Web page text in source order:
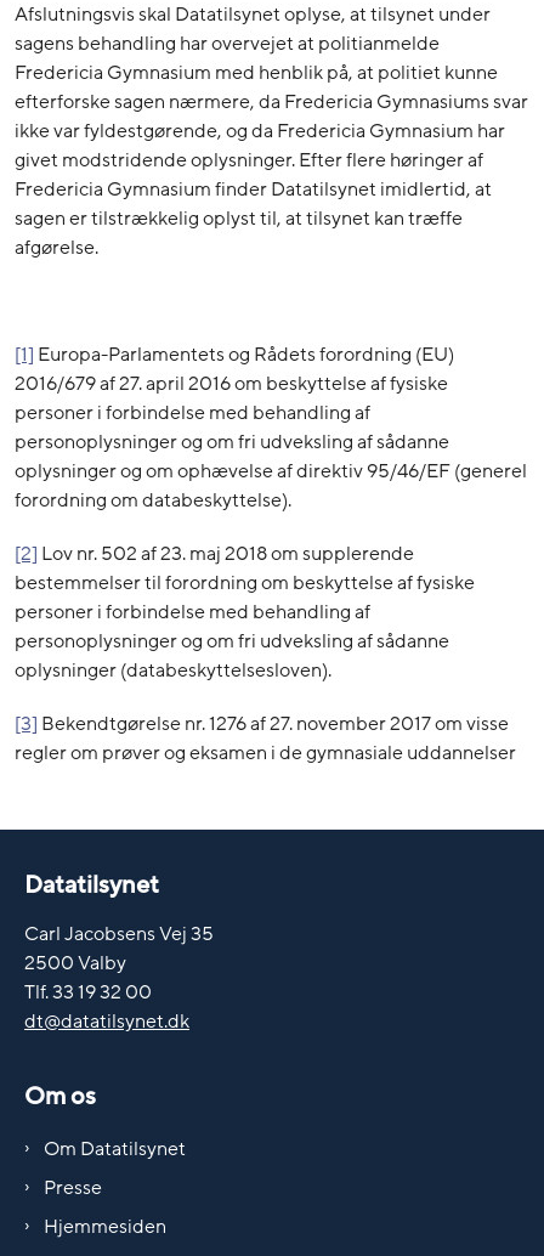
Afslutningsvis skal Datatilsynet oplyse, at tilsynet under
sagens behandling har overvejet at politianmelde
Fredericia Gymnasium med henblik på, at politiet kunne
efterforske sagen nærmere, da Fredericia Gymnasiums svar
ikke var fyldestgørende, og da Fredericia Gymnasium har
givet modstridende oplysninger. Efter flere høringer af
Fredericia Gymnasium finder Datatilsynet imidlertid, at
sagen er tilstrækkelig oplyst til, at tilsynet kan træffe
afgørelse.
[1] Europa-Parlamentets og Rådets forordning (EU)
2016/679 af 27. april 2016 om beskyttelse af fysiske
personer i forbindelse med behandling af
personoplysninger og om fri udveksling af sådanne
oplysninger og om ophævelse af direktiv 95/46/EF (generel
forordning om databeskyttelse).
[2] Lov nr. 502 af 23. maj 2018 om supplerende
bestemmelser til forordning om beskyttelse af fysiske
personer i forbindelse med behandling af
personoplysninger og om fri udveksling af sådanne
oplysninger (databeskyttelsesloven).
[3] Bekendtgørelse nr. 1276 af 27. november 2017 om visse
regler om prøver og eksamen i de gymnasiale uddannelser
Datatilsynet
Carl Jacobsens Vej 35
2500 Valby
Tlf. 33 19 32 00
dt@datatilsynet.dk
Om os
Om Datatilsynet
Presse
Hjemmesiden